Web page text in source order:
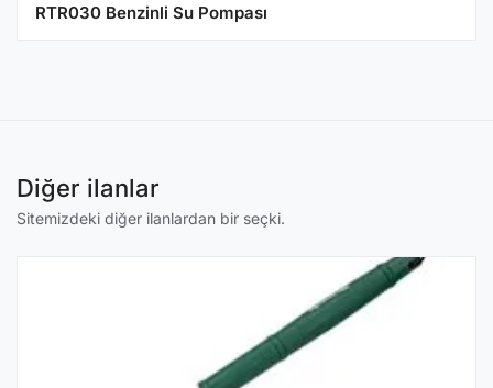
RTR030 Benzinli Su Pompası
Diğer ilanlar
Sitemizdeki diğer ilanlardan bir seçki.